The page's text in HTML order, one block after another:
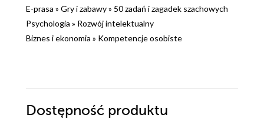
E-prasa » Gry i zabawy» 50 zadań i zagadek szachowych
Psychologia » Rozwój intelektualny
Biznes i ekonomia » Kompetencje osobiste
Dostępność produktu